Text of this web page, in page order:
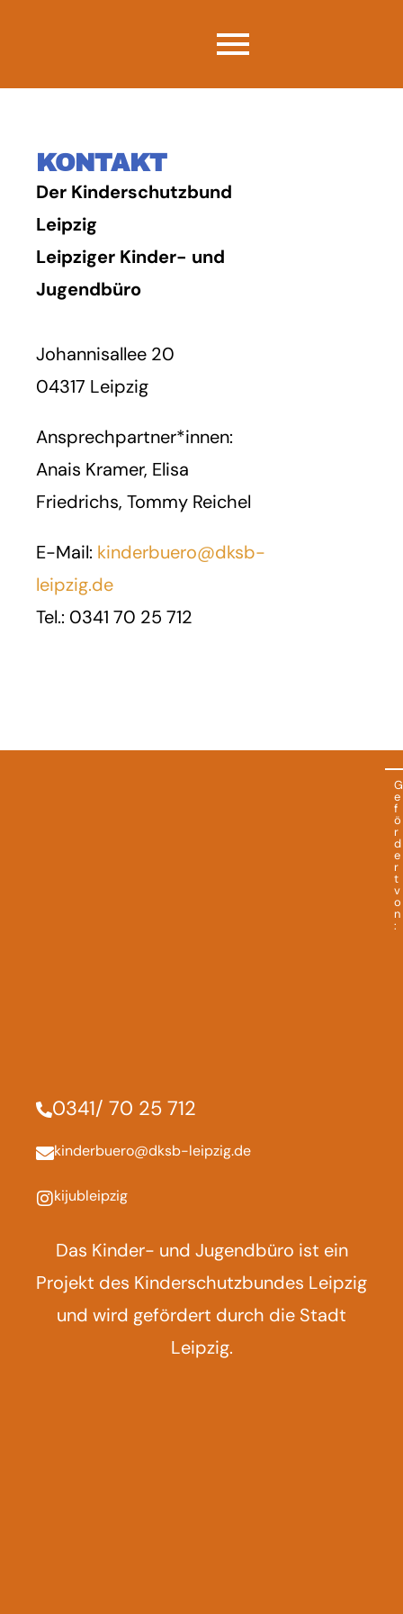
KONTAKT
Der Kinderschutzbund
Leipzig
Leipziger Kinder- und
Jugendbüro
Johannisallee 20
04317 Leipzig
Ansprechpartner*innen:
Anais Kramer, Elisa
Friedrichs, Tommy Reichel
E-Mail: kinderbuero@dksb-
leipzig.de
Tel.: 0341 70 25 712
0341/ 70 25 712
kinderbuero@dksb-leipzig.de
kijubleipzig
Das Kinder- und Jugendbüro ist ein
Projekt des Kinderschutzbundes Leipzig
und wird gefördert durch die Stadt
Leipzig.
G
e
f
ö
r
d
e
r
t
v
o
n
: